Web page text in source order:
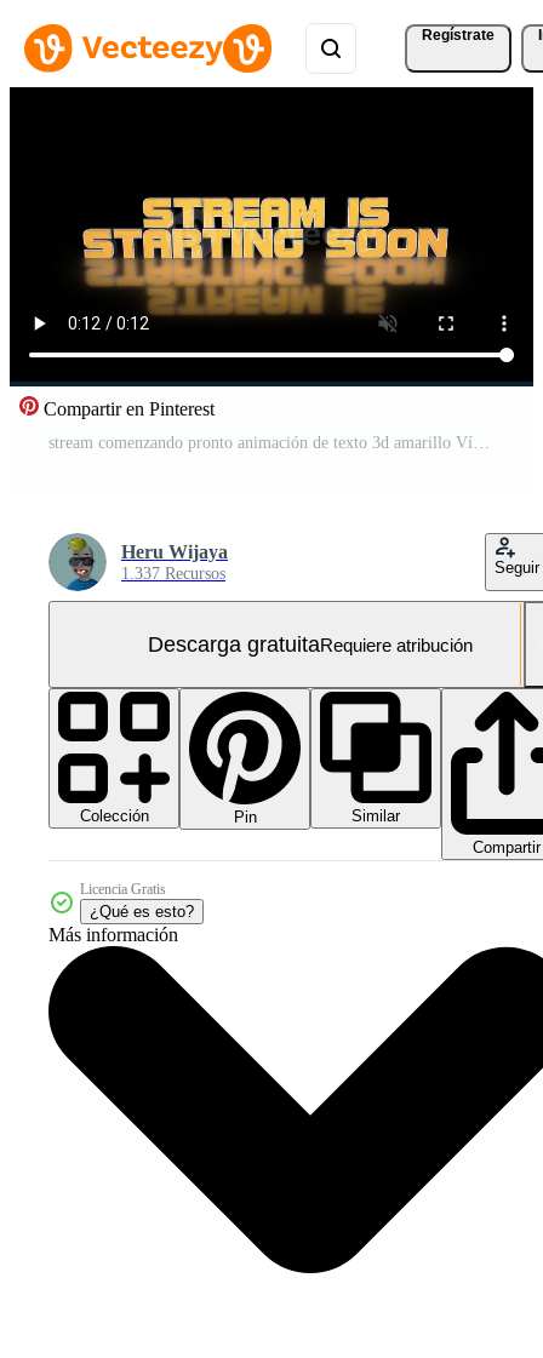
Regístrate
Compartir en Pinterest
stream comenzando pronto animación de texto 3d amarillo Vídeo Gratis
Heru Wijaya
1.337 Recursos Seguir
Descarga gratuitaRequiere atribución
Colección Pin
Similar
Compartir
Licencia Gratis
¿Qué es esto?
Más información